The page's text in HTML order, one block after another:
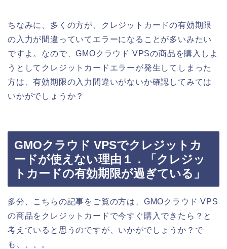
ちなみに、多くの方が、クレジットカードの有効期限
の入力が間違っていてエラーになることが多いみたい
ですよ。なので、GMOクラウド VPSの商品を購入しよ
うとしてクレジットカードエラーが発生してしまった
方は、有効期限の入力間違いがないか確認してみては
いかがでしょうか？
GMOクラウド VPSでクレジットカ
ードが使えない理由１．「クレジッ
トカードの有効期限が過ぎている」
多分、こちらの記事をご覧の方は、GMOクラウド VPS
の商品をクレジットカードで今すぐ購入できたら？と
考えていると思うのですが、いかがでしょうか？で
も、、、。